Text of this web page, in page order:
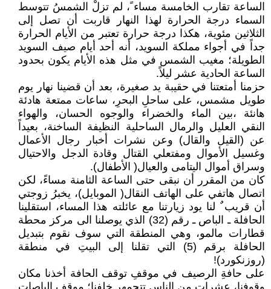
الساعة تقارب الخامسة مساء ً، لم تزلْ الشمسُ تتوسط
السماء درجة الحرارة لهذا النهار قاربت أن تصل إلى
الثلاثين مئوية، هكذا درجة حرارة تعتبر من الأيام الحرارة
جداً في أجواء مملكة السويد، أنه أحد أيام صيف السويد
الطويلة؛ مغيب الشمس في مثل هذه الأيام يكون بحدود
الساعة الحادية عشر ليلاً.
حزمنا أمتعتنا في حقيبة يد صغيرة، بعد أن قضينا نهار يوم
طويل مشمس، على ساحلِ البحرِ، ساعات ممتعة هادئة
هانئة ،بين الماء والخضراء والوجوه الحسان، والهواء
النقي العليل والرمال الساحلية النظيفة الساخنة، بعيداً
عن (القيل والقال) وعن نشرات أخبار رجال الأعمال
وغسيل الأموال ومفتعلي القتال وقادة الدجل والاحتيال
وسراق أموال اليتامى والعيال( الأطفال).
كان من المقرر أن نبقى حتى الساعة الثامنة مساءً، لكن
اتصال هاتفي على الهاتف النقال( الموبايل)، يخبرُ زوجتي
أن قريب ٌ لنا يود زيارتنا مع عائلته هذا المساء، استقلينا
الحافلة ـ الباص ـ رقم (32) الذي يوصلنا الى مركز محطة
قطارات مالمو، وهي المنطقة التي سوف نقوم بتبديل
الحافلة برقم (5) التي تقلنا إلى البيتِ في منطقة
(روزنكورد)!
على حافةِ الرصيف في موقفِ توقف الحافة أخذنا مكان